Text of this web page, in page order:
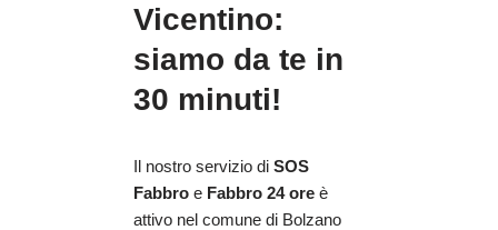
Vicentino:
siamo da te in
30 minuti!
Il nostro servizio di SOS
Fabbro e Fabbro 24 ore è
attivo nel comune di Bolzano